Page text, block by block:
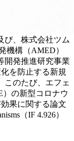
び、株式会社ツム
機構（AMED）
開発推進研究事業
を防止する新規
このたび、エフェ
）の新型コロナウ
果に関する論文
（IF 4.926）